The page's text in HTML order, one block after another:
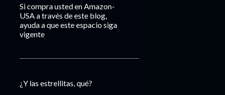
Si compra usted en Amazon-
USA a través de este blog,
ayuda a que este espacio siga
vigente
¿Y las estrellitas, qué?